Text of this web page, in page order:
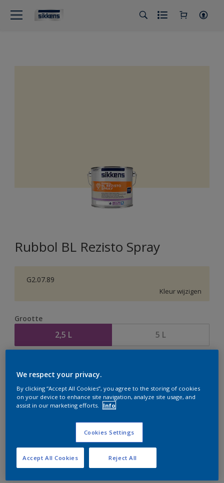
Rubbol BL Rezisto Spray
G2.07.89
Kleur wijzigen
Grootte
2,5 L 5 L
te bestellen. Houd de website in de gaten, we werken
er hard aan om de voorraad aan te vullen.
We respect your privacy.
By clicking “Accept All Cookies”, you agree to the storing of cookies
on your device to enhance site navigation, analyze site usage, and
assist in our marketing efforts.
Info
Cookies Settings
Reject All
Accept All Cookies